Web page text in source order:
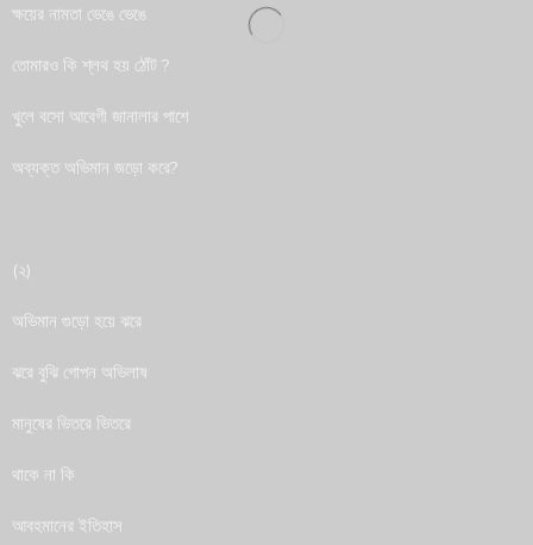
ক্ষয়ের নামতা ভেঙে ভেঙে
তোমারও কি শ্লথ হয় ঠোঁট ?
খুলে বসো আবেগী জানালার পাশে
অব্যক্ত অভিমান জড়ো করে?
(২)
অভিমান গুড়ো হয়ে ঝরে
ঝরে বুঝি গোপন অভিলাষ
মানুষের ভিতরে ভিতরে
থাকে না কি
আবহমানের ইতিহাস